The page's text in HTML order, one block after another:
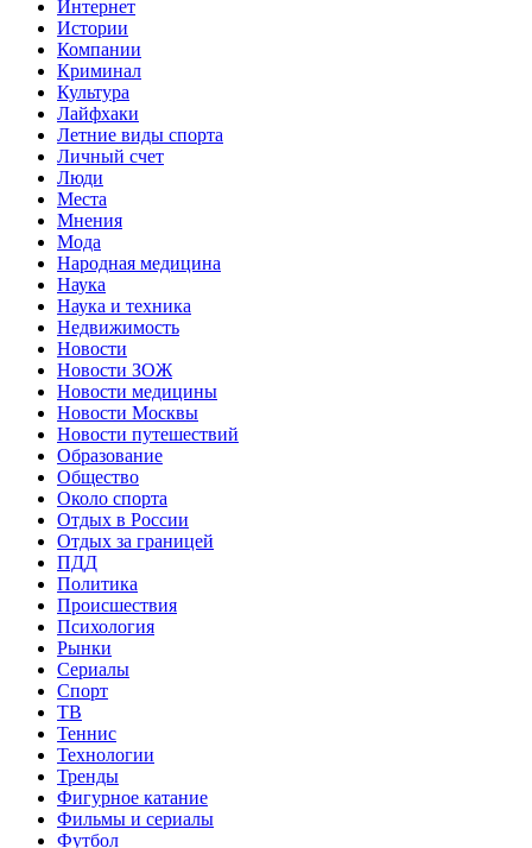
Интернет
Истории
Компании
Криминал
Культура
Лайфхаки
Летние виды спорта
Личный счет
Люди
Места
Мнения
Мода
Народная медицина
Наука
Наука и техника
Недвижимость
Новости
Новости ЗОЖ
Новости медицины
Новости Москвы
Новости путешествий
Образование
Общество
Около спорта
Отдых в России
Отдых за границей
ПДД
Политика
Происшествия
Психология
Рынки
Сериалы
Спорт
ТВ
Теннис
Технологии
Тренды
Фигурное катание
Фильмы и сериалы
Футбол